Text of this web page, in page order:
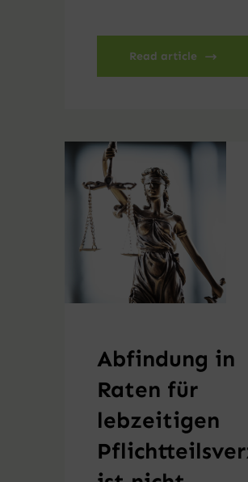
Read article
Abfindung in
Raten für
lebzeitigen